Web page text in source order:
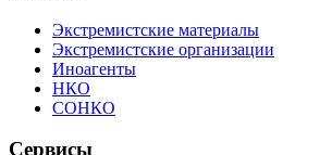
Экстремистские материалы
Экстремистские организации
Иноагенты
НКО
СОНКО
Сервисы